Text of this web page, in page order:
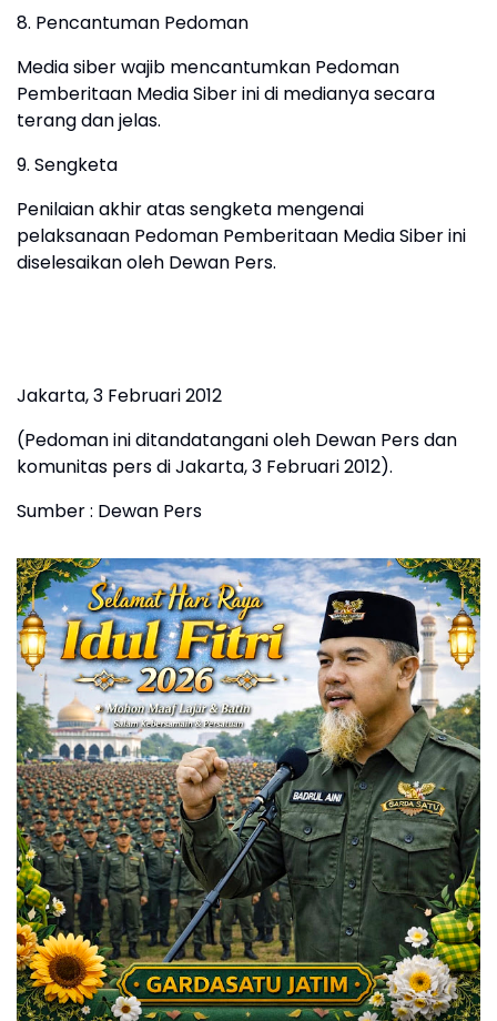
8. Pencantuman Pedoman
Media siber wajib mencantumkan Pedoman
Pemberitaan Media Siber ini di medianya secara
terang dan jelas.
9. Sengketa
Penilaian akhir atas sengketa mengenai
pelaksanaan Pedoman Pemberitaan Media Siber ini
diselesaikan oleh Dewan Pers.
Jakarta, 3 Februari 2012
(Pedoman ini ditandatangani oleh Dewan Pers dan
komunitas pers di Jakarta, 3 Februari 2012).
Sumber : Dewan Pers